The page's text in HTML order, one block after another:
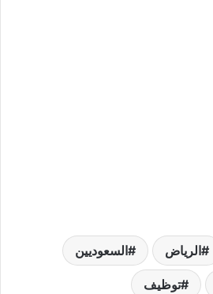
الرياض السعوديين
توظيف